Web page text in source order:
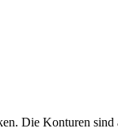
Die Konturen sind